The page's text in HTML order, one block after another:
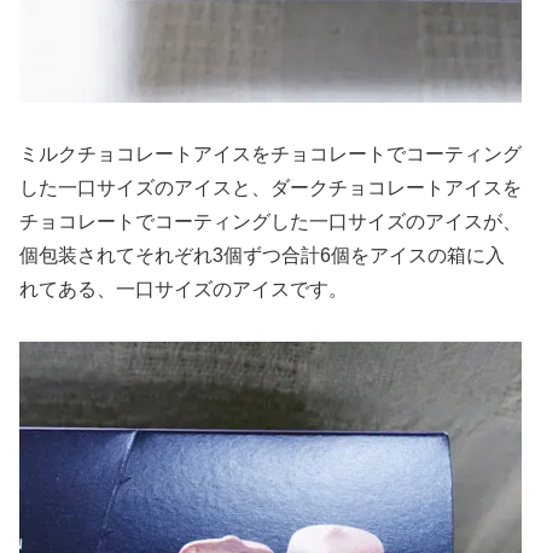
ミルクチョコレートアイスをチョコレートでコーティング
した一口サイズのアイスと、ダークチョコレートアイスを
チョコレートでコーティングした一口サイズのアイスが、
個包装されてそれぞれ3個ずつ合計6個をアイスの箱に入
れてある、一口サイズのアイスです。